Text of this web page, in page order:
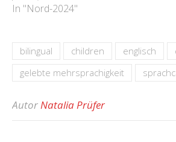
In "Nord-2024"
bilingual children englisch
gelebte mehrsprachigkeit
AutorNatalia Prüfer